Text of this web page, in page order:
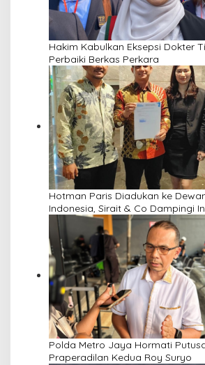
Hakim Kabulkan Eksepsi Dokter
Perbaiki Berkas Perkara
Hotman Paris Diadukan ke
Indonesia, Sirait & Co Dampingi
Polda Metro Jaya Hormati
Praperadilan Kedua Roy Suryo